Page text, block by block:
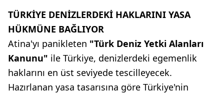
TÜRKİYE DENİZLERDEKİ HAKLARINI YASA
HÜKMÜNE BAĞLIYOR
Atina'yı panikleten "Türk Deniz Yetki Alanları
Kanunu" ile Türkiye, denizlerdeki egemenlik
haklarını en üst seviyede tescilleyecek.
Hazırlanan yasa tasarısına göre Türkiye'nin